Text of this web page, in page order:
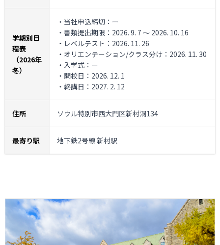
学期別日
程表
（2026年
冬）
・当社申込締切：ー
・書類提出期限：2026. 9. 7 ～ 2026. 10. 16
・レベルテスト：2026. 11. 26
・オリエンテーション/クラス分け：2026. 11. 30
・入学式：ー
・開校日：2026. 12. 1
・終講日：2027. 2. 12
住所 ソウル特別市西大門区新村洞134
最寄り駅 地下鉄2号線 新村駅